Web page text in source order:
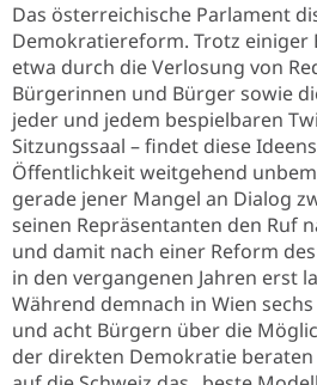
Das österreichische Parlament
Demokratiereform. Trotz einiger
etwa durch die Verlosung von
Bürgerinnen und Bürger sowie
jeder und jedem bespielbaren
Sitzungssaal – findet diese
Öffentlichkeit weitgehend
gerade jener Mangel an Dialog
seinen Repräsentanten den Ruf
und damit nach einer Reform
in den vergangenen Jahren erst
Während demnach in Wien
und acht Bürgern über die
der direkten Demokratie